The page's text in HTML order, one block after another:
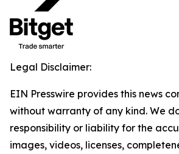
Legal Disclaimer:
EIN Presswire provides this news
without warranty of any kind. We
responsibility or liability for the
images, videos, licenses,